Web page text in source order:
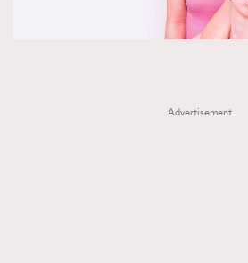
Advertisement